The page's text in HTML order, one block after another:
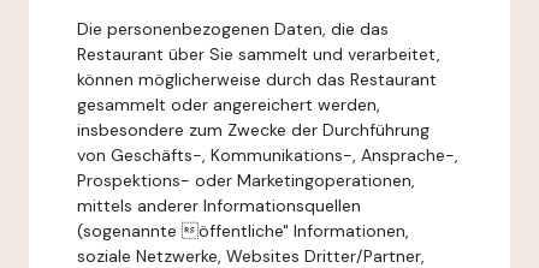
Die personenbezogenen Daten, die das
Restaurant über Sie sammelt und verarbeitet,
können möglicherweise durch das Restaurant
gesammelt oder angereichert werden,
insbesondere zum Zwecke der Durchführung
von Geschäfts-, Kommunikations-, Ansprache-,
Prospektions- oder Marketingoperationen,
mittels anderer Informationsquellen
(sogenannte öffentliche" Informationen,
soziale Netzwerke, Websites Dritter/Partner,